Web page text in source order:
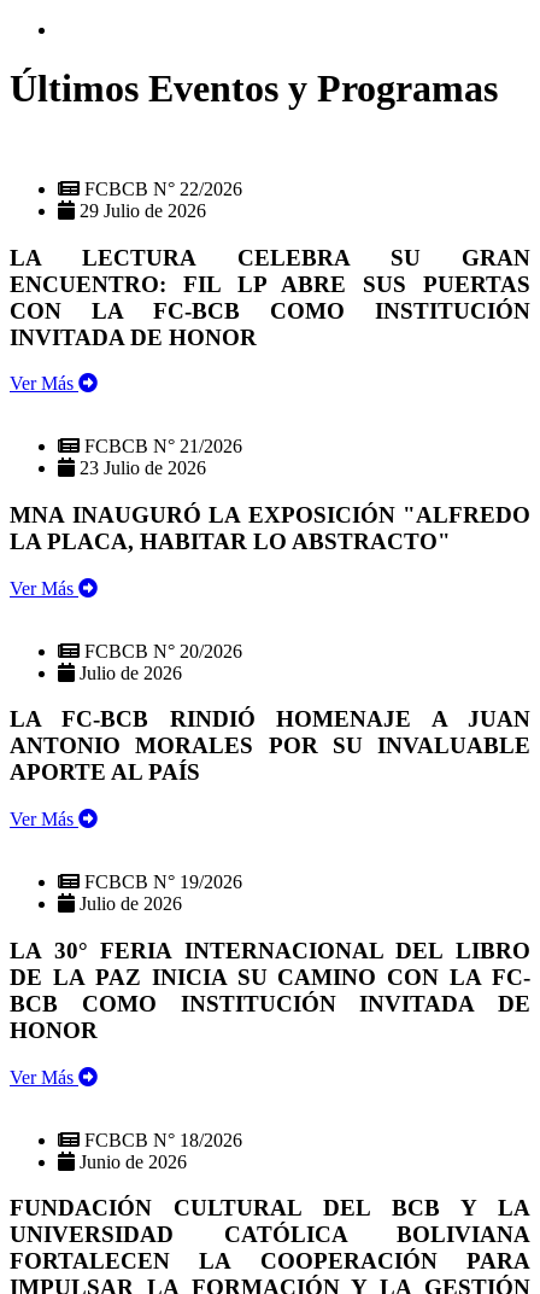
Últimos Eventos y Programas
FCBCB N° 22/2026
29 Julio de 2026
LA LECTURA CELEBRA SU GRAN
ENCUENTRO: FIL LP ABRE SUS PUERTAS
CON LA FC-BCB COMO INSTITUCIÓN
INVITADA DE HONOR
Ver Más
FCBCB N° 21/2026
23 Julio de 2026
MNA INAUGURÓ LA EXPOSICIÓN "ALFREDO
LA PLACA, HABITAR LO ABSTRACTO"
Ver Más
FCBCB N° 20/2026
Julio de 2026
LA FC-BCB RINDIÓ HOMENAJE A JUAN
ANTONIO MORALES POR SU INVALUABLE
APORTE AL PAÍS
Ver Más
FCBCB N° 19/2026
Julio de 2026
LA 30° FERIA INTERNACIONAL DEL LIBRO
DE LA PAZ INICIA SU CAMINO CON LA FC-
BCB COMO INSTITUCIÓN INVITADA DE
HONOR
Ver Más
FCBCB N° 18/2026
Junio de 2026
FUNDACIÓN CULTURAL DEL BCB Y LA
UNIVERSIDAD CATÓLICA BOLIVIANA
FORTALECEN LA COOPERACIÓN PARA
IMPULSAR LA FORMACIÓN Y LA GESTIÓN